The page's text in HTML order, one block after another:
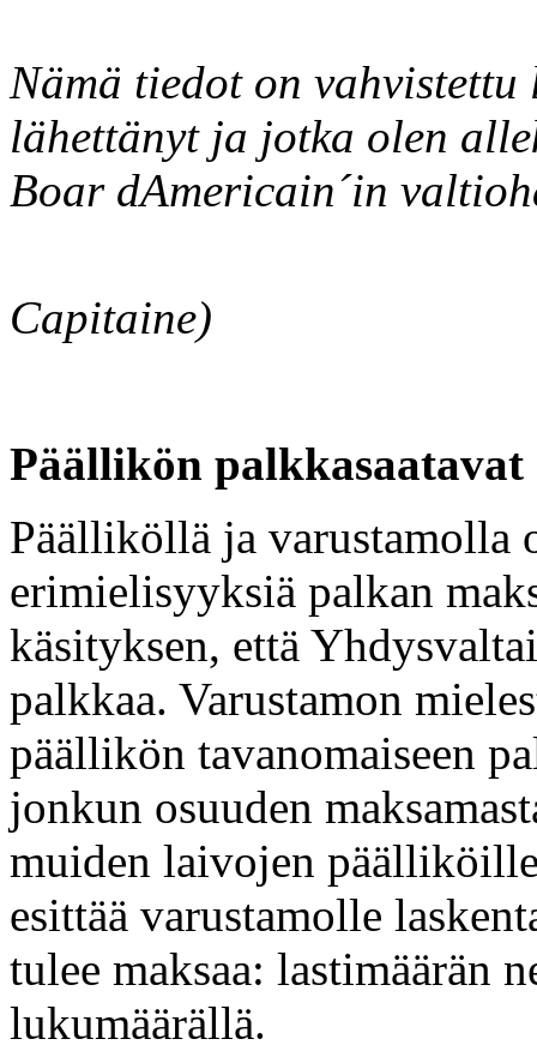
Nämä tiedot on
lähettänyt ja jotka olen
Boar dAmericain´in
Capitaine)
Päällikön palkkasaatavat
Päälliköllä ja
erimielisyyksiä palkan
käsityksen, että
palkkaa. Varustamon
päällikön tavanomaiseen
jonkun osuuden
muiden laivojen
esittää varustamolle
tulee maksaa: lastimäärän
lukumäärällä.